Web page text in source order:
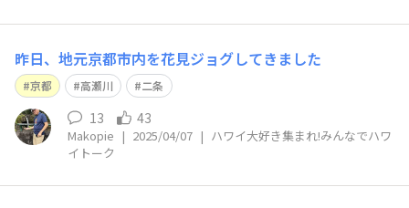
昨日、地元京都市内を花見ジョグしてきました
京都 高瀬川 二条
13 43
Makopie | 2025/04/07 | ハワイ大好き集まれ!みんなでハワ
イトーク